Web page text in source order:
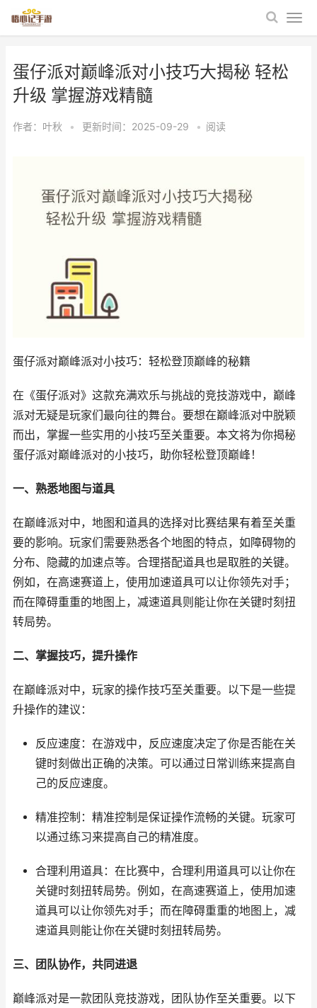
蛋仔派对巅峰派对小技巧大揭秘 轻松
升级 掌握游戏精髓
作者： 叶秋 • 更新时间：2025-09-29 • 阅读
蛋仔派对巅峰派对小技巧：轻松登顶巅峰的秘籍
在《蛋仔派对》这款充满欢乐与挑战的竞技游戏中，巅峰
派对无疑是玩家们最向往的舞台。要想在巅峰派对中脱颖
而出，掌握一些实用的小技巧至关重要。本文将为你揭秘
蛋仔派对巅峰派对的小技巧，助你轻松登顶巅峰！
一、熟悉地图与道具
在巅峰派对中，地图和道具的选择对比赛结果有着至关重
要的影响。玩家们需要熟悉各个地图的特点，如障碍物的
分布、隐藏的加速点等。合理搭配道具也是取胜的关键。
例如，在高速赛道上，使用加速道具可以让你领先对手；
而在障碍重重的地图上，减速道具则能让你在关键时刻扭
转局势。
二、掌握技巧，提升操作
在巅峰派对中，玩家的操作技巧至关重要。以下是一些提
升操作的建议：
反应速度：在游戏中，反应速度决定了你是否能在关
键时刻做出正确的决策。可以通过日常训练来提高自
己的反应速度。
精准控制：精准控制是保证操作流畅的关键。玩家可
以通过练习来提高自己的精准度。
合理利用道具：在比赛中，合理利用道具可以让你在
关键时刻扭转局势。例如，在高速赛道上，使用加速
道具可以让你领先对手；而在障碍重重的地图上，减
速道具则能让你在关键时刻扭转局势。
三、团队协作，共同进退
巅峰派对是一款团队竞技游戏，团队协作至关重要。以下